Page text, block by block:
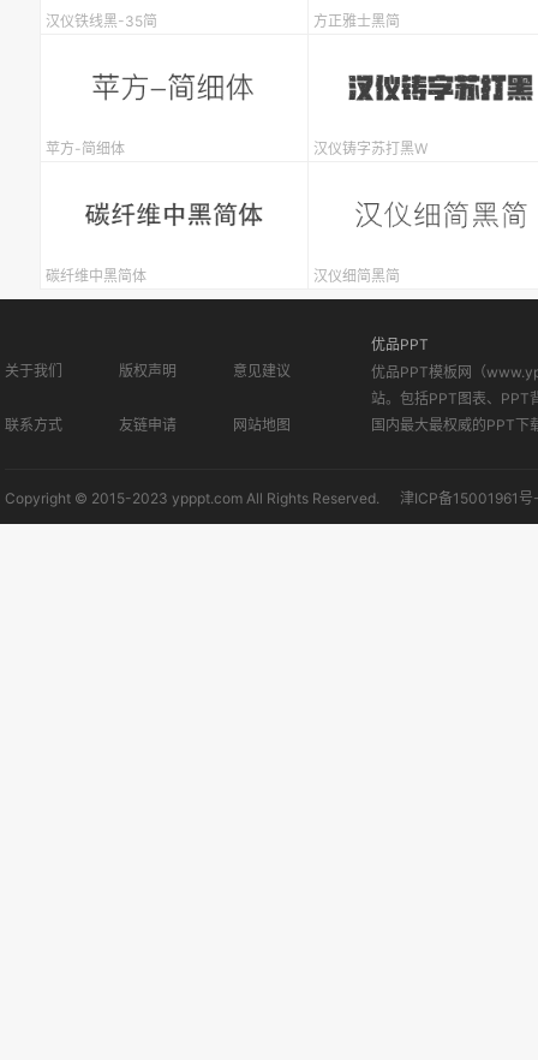
汉仪铁线黑-35简 方正雅士黑简
苹方-简细体 汉仪铸字苏打黑W
碳纤维中黑简体 汉仪细简黑简
关于我们 版权声明 意见建议
联系方式 友链申请 网站地图
优品PPT
优品PPT模板网（
站。包括PPT图表、PPT
国内最大最权威的PPT下
Copyright © 2015-2023 ypppt.com All Rights Reserved. 津ICP备15001961号